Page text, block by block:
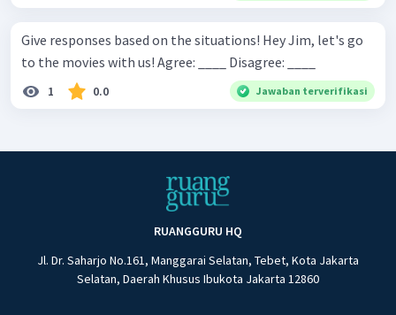
Give responses based on the situations! Hey Jim, let's go
to the movies with us! Agree: ____ Disagree: ____
1 0.0 Jawaban terverifikasi
RUANGGURU HQ
Jl. Dr. Saharjo No.161, Manggarai Selatan, Tebet, Kota Jakarta
Selatan, Daerah Khusus Ibukota Jakarta 12860